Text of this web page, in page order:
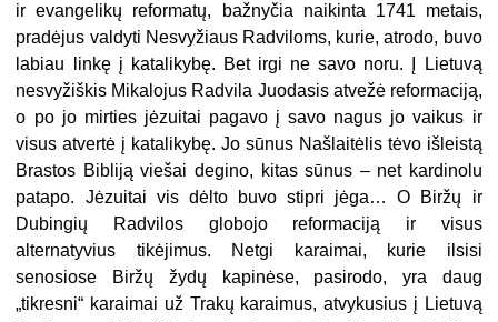
ir evangelikų reformatų, bažnyčia naikinta 1741 metais,
pradėjus valdyti Nesvyžiaus Radviloms, kurie, atrodo, buvo
labiau linkę į katalikybę. Bet irgi ne savo noru.
Į Lietuvą
nesvyžiškis Mikalojus Radvila Juodasis atvežė reformaciją,
o po jo mirties jėzuitai pagavo į savo nagus jo vaikus ir
visus atvertė į katalikybę. Jo sūnus Našlaitėlis tėvo išleistą
Brastos Bibliją viešai degino, kitas sūnus – net kardinolu
patapo. Jėzuitai vis dėlto buvo stipri jėga… O Biržų ir
Dubingių Radvilos globojo reformaciją ir visus
alternatyvius tikėjimus. Netgi karaimai, kurie ilsisi
senosiose Biržų žydų kapinėse, pasirodo, yra daug
„tikresni“ karaimai už Trakų karaimus, atvykusius į Lietuvą